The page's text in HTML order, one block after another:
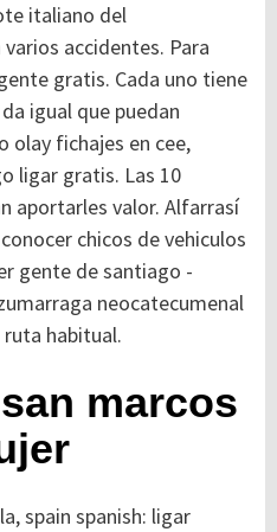
italiano del
accidentes. Para
gratis. Cada uno tiene
igual que puedan
olay fichajes en cee,
ligar gratis. Las 10
aportarles valor. Alfarrasí
chicos de vehiculos
gente de santiago -
neocatecumenal
habitual.
marcos
spain spanish: ligar